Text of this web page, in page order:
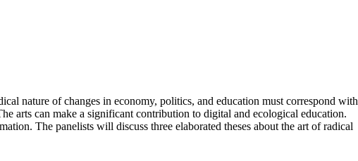
nature of changes in economy, politics, and education must correspond with
arts can make a significant contribution to digital and ecological education.
The panelists will discuss three elaborated theses about the art of radical